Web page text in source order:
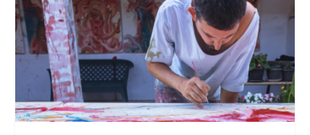
Moral, de Lyra Ekström Lindbäck.
Traducción de Car...
Revolución, de Hugo Gonçalves.
Libros del Asteroid...
«La música ha sido el gran amor de
mi vida». Esthe...
«El barman del Ritz», de Philippe
Collin. Traducci...
Mañanas de editorial, noches de
Bocaccio